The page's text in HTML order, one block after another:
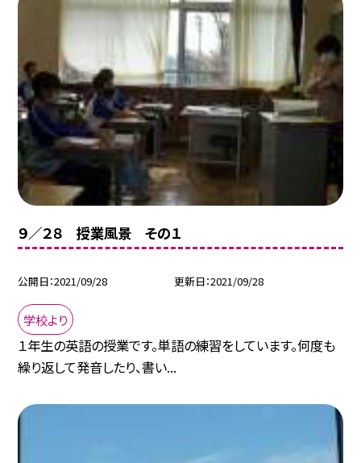
９／２８ 授業風景 その１
公開日 2021/09/28 更新日 2021/09/28
学校より
１年生の英語の授業です。単語の練習をしています。何度も
繰り返して発音したり、書い...